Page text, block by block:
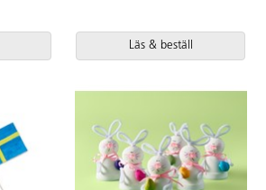
Läs & beställ